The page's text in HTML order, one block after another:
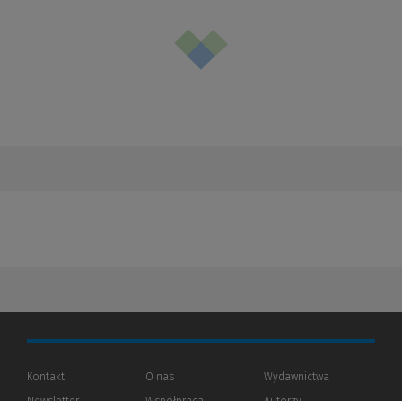
Kontakt
O nas
Wydawnictwa